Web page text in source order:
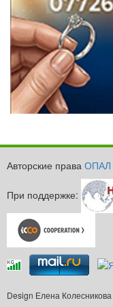
Авторские права ОПАЛ
При поддержке:
Design Елена Колесникова